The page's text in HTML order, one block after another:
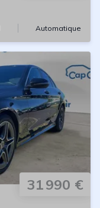
Automatique
31 990 €